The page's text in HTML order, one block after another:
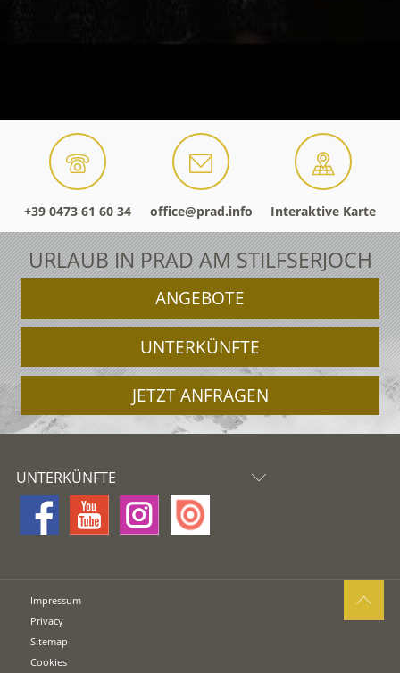
+39 0473 61 60 34 office@prad.info Interaktive Karte
URLAUB IN PRAD AM STILFSERJOCH
ANGEBOTE
UNTERKÜNFTE
JETZT ANFRAGEN
UNTERKÜNFTE
Impressum
Privacy
Sitemap
Cookies